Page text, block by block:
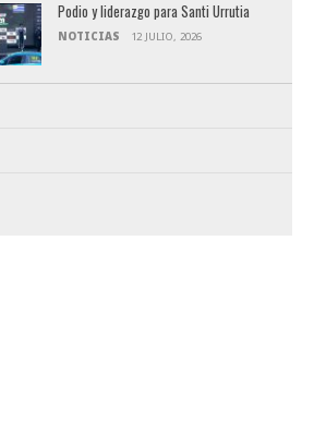
Podio y liderazgo para Santi Urrutia
NOTICIAS 12 JULIO, 2026